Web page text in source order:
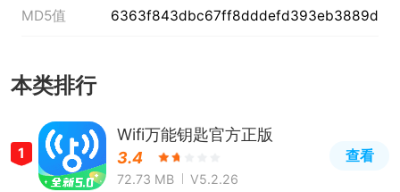
MD5值 6363f843dbc67ff8dddefd393eb3889d
本类排行
1
Wifi万能钥匙官方正版
3.4
72.73 MB V5.2.26
查看